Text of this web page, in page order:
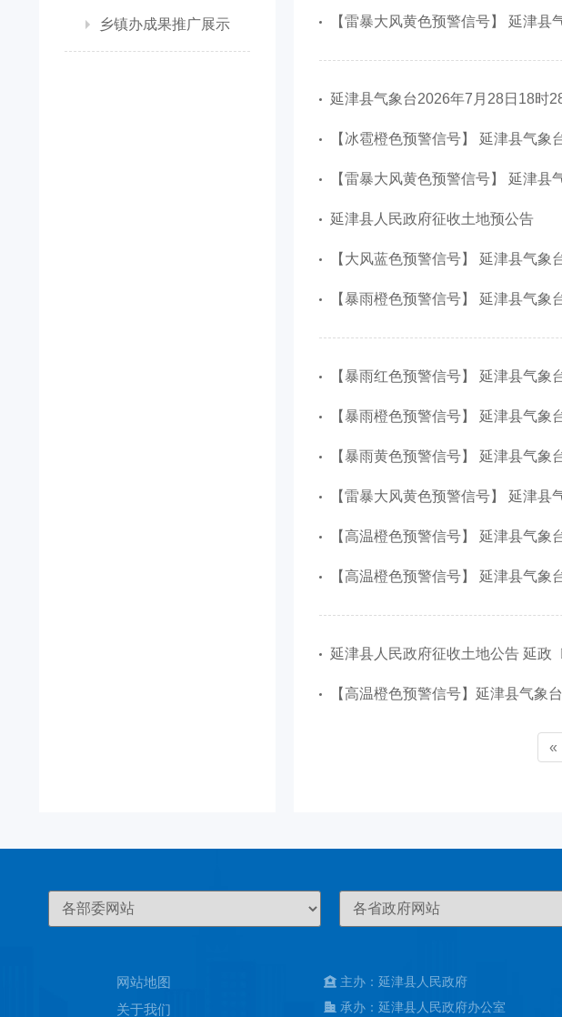
乡镇办成果推广展示 【雷暴大风黄色预警信号】 延津
延津县气象台2026年7月28日18时
【冰雹橙色预警信号】 延津县气
【雷暴大风黄色预警信号】 延津
延津县人民政府征收土地预公告
【大风蓝色预警信号】 延津县气
【暴雨橙色预警信号】 延津县气
【暴雨红色预警信号】 延津县气
【暴雨橙色预警信号】 延津县气
【暴雨黄色预警信号】 延津县气
【雷暴大风黄色预警信号】 延津
【高温橙色预警信号】 延津县气
【高温橙色预警信号】 延津县气
延津县人民政府征收土地公告 延政
【高温橙色预警信号】延津县气象
«
网站地图
关于我们
主办：延津县人民政府
承办：延津县人民政府办公室